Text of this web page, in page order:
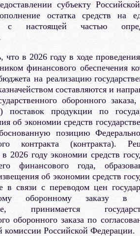
субъекту
остатка средств на
с настоящей частью
что в 2026 году в ходе
финансового обеспечения
на реализацию
составляются и
оборонного
поставок продукции по
об экономии средств
позицию
контракта (контракта).
2026 году экономии средств
финансового года,
об экономии средств
в связи с переводом цен
оборонному заказу в
принимается
оборонного заказа по
Российской Федерации.